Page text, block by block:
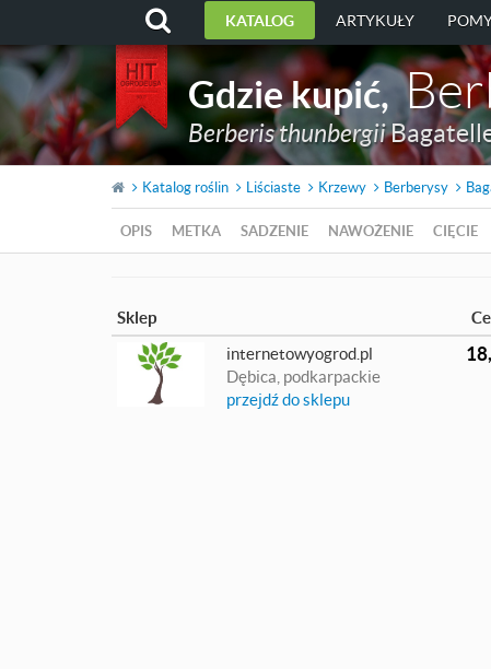
KATALOG ARTYKUŁY
Gdzie kupić,
Berberis thunbergii
Katalog roślin Liściaste Krzewy Berberysy
OPIS METKA SADZENIE NAWOŻENIE CIĘCIE
Sklep
internetowyogrod.pl
Dębica, podkarpackie
przejdź do sklepu
18,